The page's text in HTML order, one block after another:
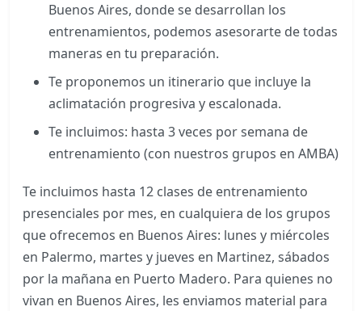
Buenos Aires, donde se desarrollan los
entrenamientos, podemos asesorarte de todas
maneras en tu preparación.
Te proponemos un itinerario que incluye la
aclimatación progresiva y escalonada.
Te incluimos: hasta 3 veces por semana de
entrenamiento (con nuestros grupos en AMBA)
Te incluimos hasta 12 clases de entrenamiento
presenciales por mes, en cualquiera de los grupos
que ofrecemos en Buenos Aires: lunes y miércoles
en Palermo, martes y jueves en Martinez, sábados
por la mañana en Puerto Madero. Para quienes no
vivan en Buenos Aires, les enviamos material para